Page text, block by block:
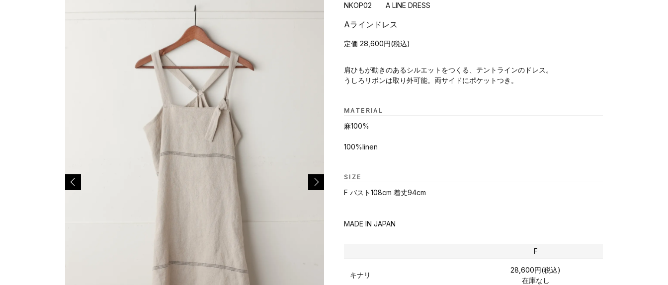
NKOP02 A LINE DRESS
Aラインドレス
定価 28,600円(税込)
肩ひもが動きのあるシルエットをつくる、テントラインのドレス。
うしろリボンは取り外可能。両サイドにポケットつき。
MATERIAL
麻100%
100%linen
SIZE
F バスト108cm 着丈94cm
MADE IN JAPAN
F
キナリ
28,600円(税込)
在庫なし